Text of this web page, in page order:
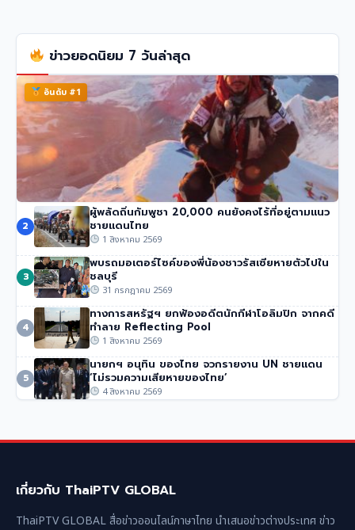
ข่าวยอดนิยม 7 วันล่าสุด
อันดับ #1
นักปีนเขาชื่อดัง นิมมัล ปูร์จา เสียชีวิตในหิมะถล่มปากีสถาน
50 วิว• 1 สิงหาคม 2569
2
ผู้พลัดถิ่นกัมพูชา 20,000 คนยังคงไร้ที่อยู่ตามแนว
ชายแดนไทย
1 สิงหาคม 2569
3
พบรถมอเตอร์ไซค์ของพี่น้องชาวรัสเซียหายตัวไปใน
ชลบุรี
31 กรกฎาคม 2569
4
ทางการสหรัฐฯ ยกฟ้องอดีตนักกีฬาโอลิมปิก จากคดี
ทำลาย Reflecting Pool
1 สิงหาคม 2569
5
นายกฯ อนุทิน ของไทย จวกรายงาน UN ชายแดน
‘ไม่รวมความเสียหายของไทย’
4 สิงหาคม 2569
เกี่ยวกับ ThaiPTV GLOBAL
ThaiPTV GLOBAL สื่อข่าวออนไลน์ภาษาไทย นำเสนอข่าวต่างประเทศ ข่าว